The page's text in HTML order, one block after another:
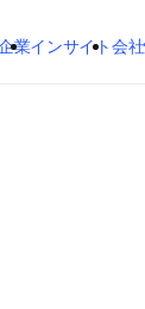
ンテンツにスキップ
業インサイト会